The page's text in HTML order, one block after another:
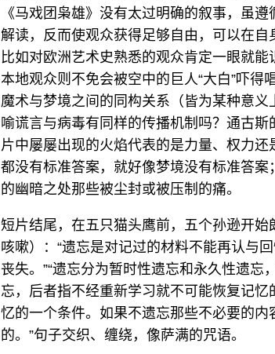
《马戏团枭雄》没有太过明确的叙事，虽
解读，反而使观众获得足够自由，可以在自
比如对欧洲艺术史熟悉的观众肯定一眼就
本地观众则不免会被空中的巨人“大白”吓得
魔术与梦境之间的同构关系（皆为某种意
喻谎言与病毒有同样的传播机制吗？通古斯
片中屡屡出现的火焰代表的是力量、权力
都没有标准答案，就好像梦境没有标准答
的幽暗之处那些被尘封或被压制的痛。
短片结尾，在五只猫头鹰前，五个孙逊开
咳嗽）：“遗忘是对记过的材料不能再认与
丧失。”“遗忘分为暂时性遗忘和永久性遗
忘，后者指不经重新学习就不可能恢复记
忆的一个条件。如果不遗忘那些不必要的
的。”句子交织、缠绕，像萨满的咒语。